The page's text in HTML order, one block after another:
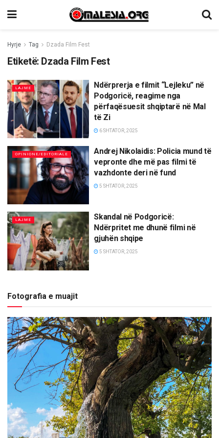
Hyrje Tag Dzada Film Fest
Etiketë: Dzada Film Fest
LAJME
Ndërprerja e filmit “Lejleku” në
Podgoricë, reagime nga
përfaqësuesit shqiptarë në Mal
të Zi
6 SHTATOR, 2025
OPINIONE/EDITORIALE
Andrej Nikolaidis: Policia mund të
vepronte dhe më pas filmi të
vazhdonte deri në fund
5 SHTATOR, 2025
LAJME
Skandal në Podgoricë:
Ndërpritet me dhunë filmi në
gjuhën shqipe
5 SHTATOR, 2025
Fotografia e muajit